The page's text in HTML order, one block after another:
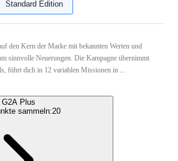
Standard Edition
den Kern der Marke mit bekannten Werten und
sinnvolle Neuerungen. Die Kampagne übernimmt
führt dich in 12 variablen Missionen in ...
G2A Plus
sammeln:20